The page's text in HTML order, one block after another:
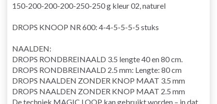
150-200-200-200-250-250 g kleur 02, naturel
DROPS KNOOP NR 600: 4-4-5-5-5-5 stuks
NAALDEN:
DROPS RONDBREINAALD 3.5 lengte 40 en 80 cm.
DROPS RONDBREINAALD 2.5 mm: Lengte: 80 cm
DROPS NAALDEN ZONDER KNOP MAAT 3.5 mm
DROPS NAALDEN ZONDER KNOP MAAT 2.5 mm
De techniek MAGIC LOOP kan gebruikt worden – in dat